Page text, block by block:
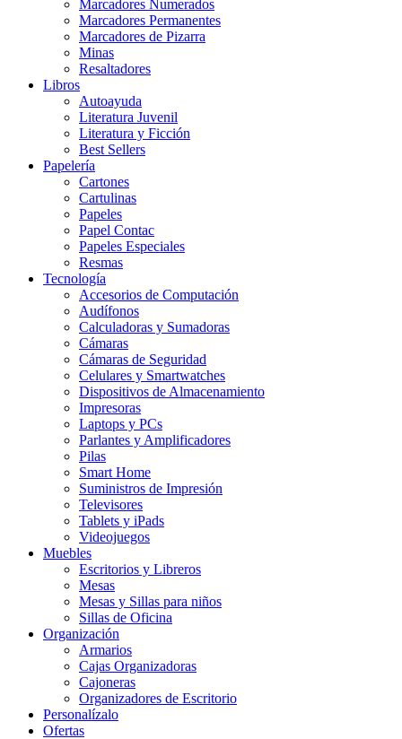
Marcadores Numerados
Marcadores Permanentes
Marcadores de Pizarra
Minas
Resaltadores
Libros
Autoayuda
Literatura Juvenil
Literatura y Ficción
Best Sellers
Papelería
Cartones
Cartulinas
Papeles
Papel Contac
Papeles Especiales
Resmas
Tecnología
Accesorios de Computación
Audífonos
Calculadoras y Sumadoras
Cámaras
Cámaras de Seguridad
Celulares y Smartwatches
Dispositivos de Almacenamiento
Impresoras
Laptops y PCs
Parlantes y Amplificadores
Pilas
Smart Home
Suministros de Impresión
Televisores
Tablets y iPads
Videojuegos
Muebles
Escritorios y Libreros
Mesas
Mesas y Sillas para niños
Sillas de Oficina
Organización
Armarios
Cajas Organizadoras
Cajoneras
Organizadores de Escritorio
Personalízalo
Ofertas